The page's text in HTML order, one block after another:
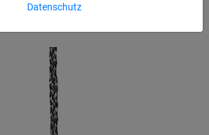
Datenschutz